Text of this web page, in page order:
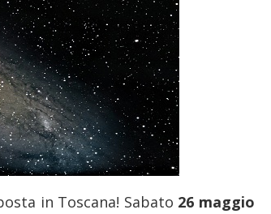
in Toscana! Sabato 26 maggio